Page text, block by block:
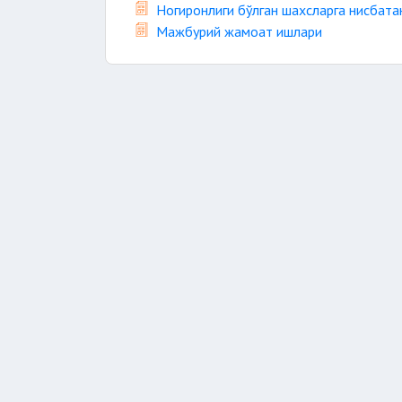
Ногиронлиги бўлган шахсларга
Мажбурий жамоат ишлари